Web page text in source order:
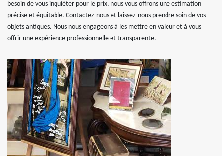
besoin de vous inquiéter pour le prix, nous vous offrons une estimation
précise et équitable. Contactez-nous et laissez-nous prendre soin de vos
objets antiques. Nous nous engageons à les mettre en valeur et à vous
offrir une expérience professionnelle et transparente.